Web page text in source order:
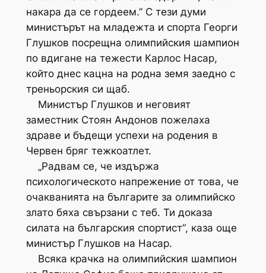
накара да се гордеем.” С тези думи
министърът на младежта и спорта Георги
Глушков посрещна олимпийския шампион
по вдигане на тежести Карлос Насар,
който днес кацна на родна земя заедно с
треньорския си щаб.
Министър Глушков и неговият
заместник Стоян Андонов пожелаха
здраве и бъдещи успехи на родения в
Червен бряг тежкоатлет.
„Радвам се, че издържа
психологическото напрежение от това, че
очакванията на българите за олимпийско
злато бяха свързани с теб. Ти доказа
силата на българския спортист“, каза още
министър Глушков на Насар.
Всяка крачка на олимпийския шампион